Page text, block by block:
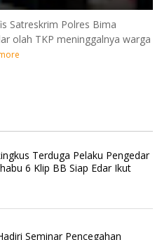
Satreskrim Polres Bima
olah TKP meninggalnya warga
Terduga Pelaku Pengedar
6 Klip BB Siap Edar Ikut
Seminar Pencegahan